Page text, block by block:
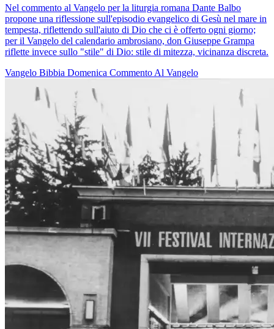
Nel commento al Vangelo per la liturgia romana Dante Balbo
propone una riflessione sull'episodio evangelico di Gesù nel mare in
tempesta, riflettendo sull'aiuto di Dio che ci è offerto ogni giorno;
per il Vangelo del calendario ambrosiano, don Giuseppe Grampa
riflette invece sullo "stile" di Dio: stile di mitezza, vicinanza discreta.
Vangelo Bibbia Domenica Commento Al Vangelo